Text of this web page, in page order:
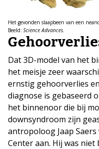
Het gevonden slaapbeen van een
Beeld: Science Advances.
Dat 3D-model van het
het meisje zeer
ernstig gehoorverlies
diagnose is gebaseerd
het binnenoor die bij
downsyndroom zijn
antropoloog Jaap
Center aan. Hij was